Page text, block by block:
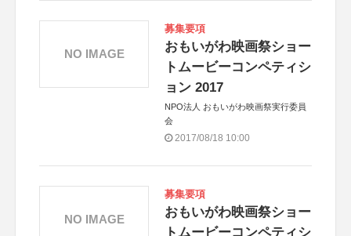
募集要項
おもいがわ映画祭ショー
トムービーコンペティシ
ョン 2017
NPO法人 おもいがわ映画祭実行委員
会
2017/08/18 10:00
NO IMAGE
募集要項
おもいがわ映画祭ショー
トムービーコンペティシ
NO IMAGE